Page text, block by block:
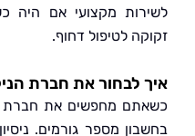
מקצועי אם היה כשלון
לטיפול דחוף.
לבחור את חברת הניקוי
מחפשים את חברת הניקוי
מספר גורמים. ניסיון